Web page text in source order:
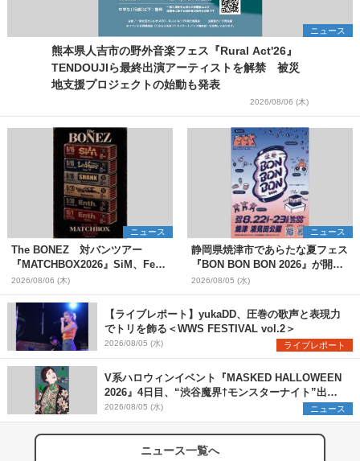
ニュース
熊本県人吉市の野外音楽フェス『Rural Act'26』
TENDOUJIら最終出演アーティストを解禁 被災
地支援プロジェクトの始動も発表
2026/08/06 (木)
ニュース
The BONEZ 対バンツアー
『MATCHBOX2026』SiM、Fear,
and Loathing in Las Vegasら対
バンアーティストを一斉解禁
2026/08/06 (木)
ニュース
静岡県焼津市であらたな夏フェス
『BON BON BON 2026』が開
催 音楽ライブ×盆踊り×DJ×屋台
グルメ×ランタンナイトで彩る2日
間
2026/08/05 (水)
【ライブレポート】yukaDD、圧巻の歌声と表現力
でトリを飾る＜WWS FESTIVAL vol.2＞
2026/08/05 (水) ライブレポート
V系ハロウィンイベント『MASKED HALLOWEEN
2026』4日目、“渋谷魔界†モンスターナイト”出演6
組を発表
2026/08/05 (水) ニュース
ニュース一覧へ